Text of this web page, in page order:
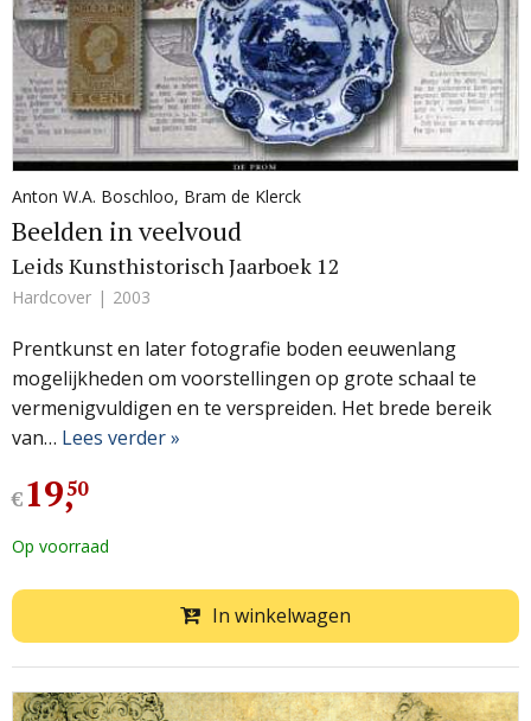
Anton W.A. Boschloo, Bram de Klerck
Beelden in veelvoud
Leids Kunsthistorisch Jaarboek 12
Hardcover 2003
Prentkunst en later fotografie boden eeuwenlang
mogelijkheden om voorstellingen op grote schaal te
vermenigvuldigen en te verspreiden. Het brede bereik
van… Lees verder »
€19,
50
Op voorraad
In winkelwagen